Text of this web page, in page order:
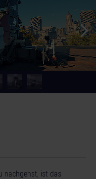
nachgehst, ist das